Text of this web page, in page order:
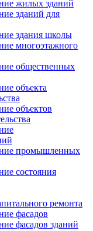
жилых зданий
зданий для
здания школы
многоэтажного
общественных
объекта
объектов
промышленных
состояния
ремонта
фасадов
фасадов зданий